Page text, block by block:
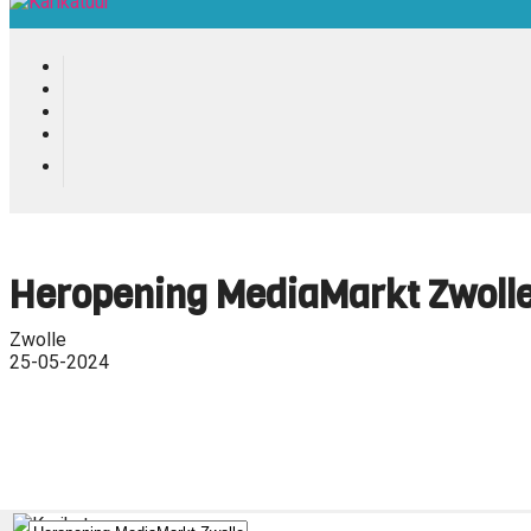
Heropening MediaMarkt
Zwolle
25-05-2024